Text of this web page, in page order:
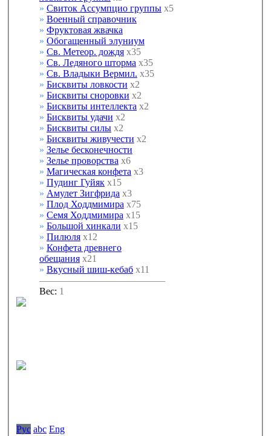
» Свиток Ассумпцио группы х5
» Военный справочник
» Фруктовая жвачка
» Обогащенный элуниум
» Св. Метеор. дождя х35
» Св. Ледяного шторма х35
» Св. Владыки Вермил. х35
» Бисквиты ловкости х2
» Бисквиты сноровки х2
» Бисквиты интеллекта х2
» Бисквиты удачи х2
» Бисквиты силы х2
» Бисквиты живучести х2
» Зелье бесконечности
» Зелье проворства х6
» Магическая конфета х3
» Пудинг Гуйяк х15
» Амулет Зигфрида х3
» Плод Ходдмимира х75
» Семя Ходдмимира х15
» Большой хинкали х15
» Пилюля х12
» Конфета древнего
обещания х21
» Вкусный шиш-кебаб х11
—————————————
Вес: 1
Pyc abc Eng